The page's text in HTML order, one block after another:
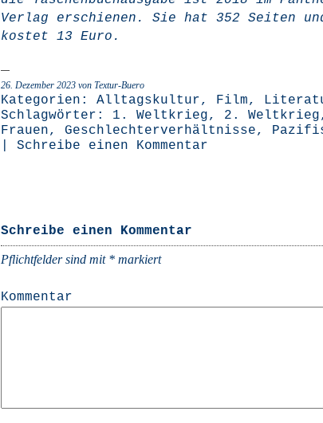
Ver­lag erschie­nen. Sie hat 352 Sei­ten
kos­tet 13 Euro.
26. Dezember 2023 von Textur-Buero
Kategorien: Alltagskultur, Film,
Schlagwörter: 1. Weltkrieg, 2. Weltkrieg
Frauen, Geschlechterverhältnisse,
Schreibe einen Kommentar
Schreibe einen Kommentar
Pflichtfelder sind mit * markiert
Kommentar